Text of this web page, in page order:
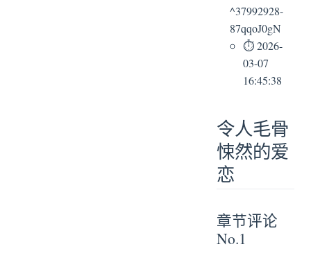
^37992928-
87qqoJ0gN
⏱ 2026-
03-07
16:45:38
令人毛骨
悚然的爱
恋
章节评论
No.1